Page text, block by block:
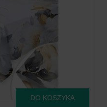
DO KOSZYKA